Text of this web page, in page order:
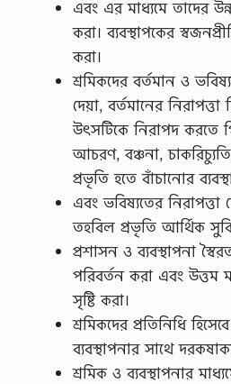
এবং এর মাধ্যমে তাদের
করা। ব্যবস্থাপকের
করা।
শ্রমিকদের বর্তমান ও
দেয়া, বর্তমানের নিরাপত্তা
উৎসটিকে নিরাপদ করতে
আচরণ, বঞ্চনা,
প্রভৃতি হতে বাঁচানোর
এবং ভবিষ্যতের
তহবিল প্রভৃতি আর্থিক
প্রশাসন ও ব্যবস্থাপনা
পরিবর্তন করা এবং উত্তম
সৃষ্টি করা।
শ্রমিকদের প্রতিনিধি
ব্যবস্থাপনার সাথে
শ্রমিক ও ব্যবস্থাপনার